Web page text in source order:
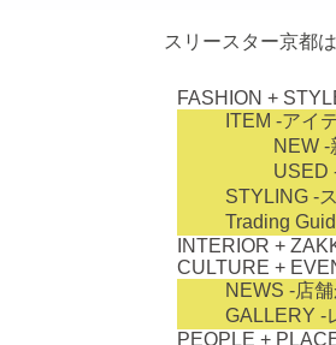
スリースター京都
FASHION +
ITEM -アイ
NEW -
USED
STYLING -
Trading
INTERIOR +
CULTURE +
NEWS -店
GALLERY -
PEOPLE +